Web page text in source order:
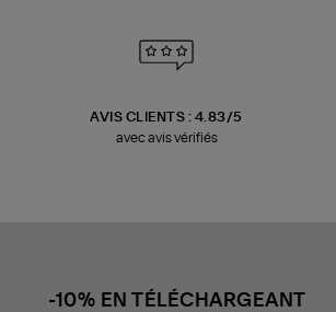
AVIS CLIENTS : 4.83/5
avec avis vérifiés
-10% EN TÉLÉCHARGEANT